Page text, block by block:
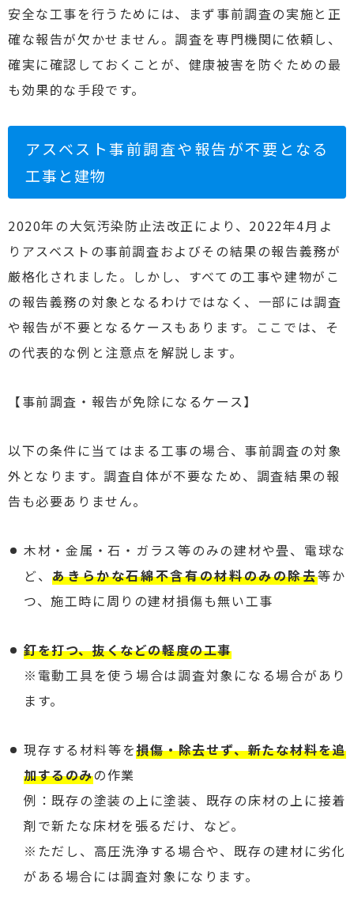
安全な工事を行うためには、まず事前調査の実施と正
確な報告が欠かせません。調査を専門機関に依頼し、
確実に確認しておくことが、健康被害を防ぐための最
も効果的な手段です。
アスベスト事前調査や報告が不要となる
工事と建物
2020年の大気汚染防止法改正により、2022年4月よ
りアスベストの事前調査およびその結果の報告義務が
厳格化されました。しかし、すべての工事や建物がこ
の報告義務の対象となるわけではなく、一部には調査
や報告が不要となるケースもあります。ここでは、そ
の代表的な例と注意点を解説します。
【事前調査・報告が免除になるケース】
以下の条件に当てはまる工事の場合、事前調査の対象
外となります。調査自体が不要なため、調査結果の報
告も必要ありません。
木材・金属・石・ガラス等のみの建材や畳、電球な
ど、あきらかな石綿不含有の材料のみの除去等か
つ、施工時に周りの建材損傷も無い工事
釘を打つ、抜くなどの軽度の工事
※電動工具を使う場合は調査対象になる場合があり
ます。
現存する材料等を損傷・除去せず、新たな材料を追
加するのみの作業
例：既存の塗装の上に塗装、既存の床材の上に接着
剤で新たな床材を張るだけ、など。
※ただし、高圧洗浄する場合や、既存の建材に劣化
がある場合には調査対象になります。